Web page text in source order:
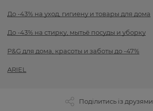
До -43% на уход, гигиену и товары для дома
До -43% на стирку, мытьё посуды и уборку
P&G для дома, красоты и заботы до -47%
ARIEL
Поділитись із друзями